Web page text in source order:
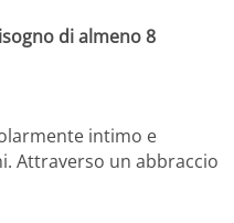
di almeno 8
intimo e
Attraverso un abbraccio